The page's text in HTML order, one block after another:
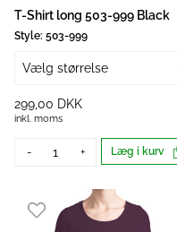
T-Shirt long 503-999 Black
Style: 503-999
Vælg størrelse
299,00 DKK
inkl. moms
- + Læg i kurv